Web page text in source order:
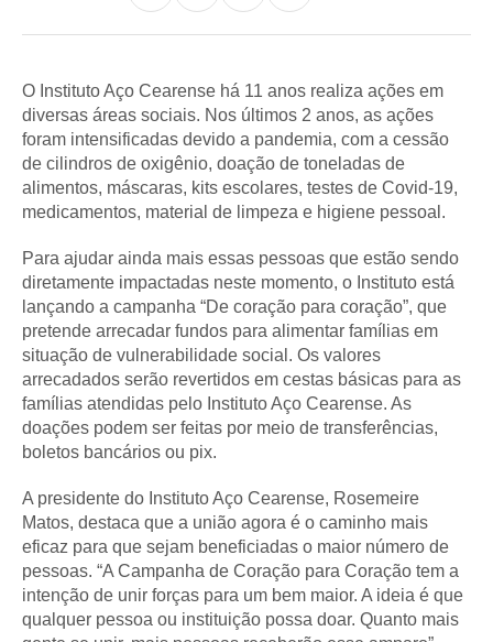
O Instituto Aço Cearense há 11 anos realiza ações em
diversas áreas sociais. Nos últimos 2 anos, as ações
foram intensificadas devido a pandemia, com a cessão
de cilindros de oxigênio, doação de toneladas de
alimentos, máscaras, kits escolares, testes de Covid-19,
medicamentos, material de limpeza e higiene pessoal.
Para ajudar ainda mais essas pessoas que estão sendo
diretamente impactadas neste momento, o Instituto está
lançando a campanha “De coração para coração”, que
pretende arrecadar fundos para alimentar famílias em
situação de vulnerabilidade social. Os valores
arrecadados serão revertidos em cestas básicas para as
famílias atendidas pelo Instituto Aço Cearense. As
doações podem ser feitas por meio de transferências,
boletos bancários ou pix.
A presidente do Instituto Aço Cearense, Rosemeire
Matos, destaca que a união agora é o caminho mais
eficaz para que sejam beneficiadas o maior número de
pessoas. “A Campanha de Coração para Coração tem a
intenção de unir forças para um bem maior. A ideia é que
qualquer pessoa ou instituição possa doar. Quanto mais